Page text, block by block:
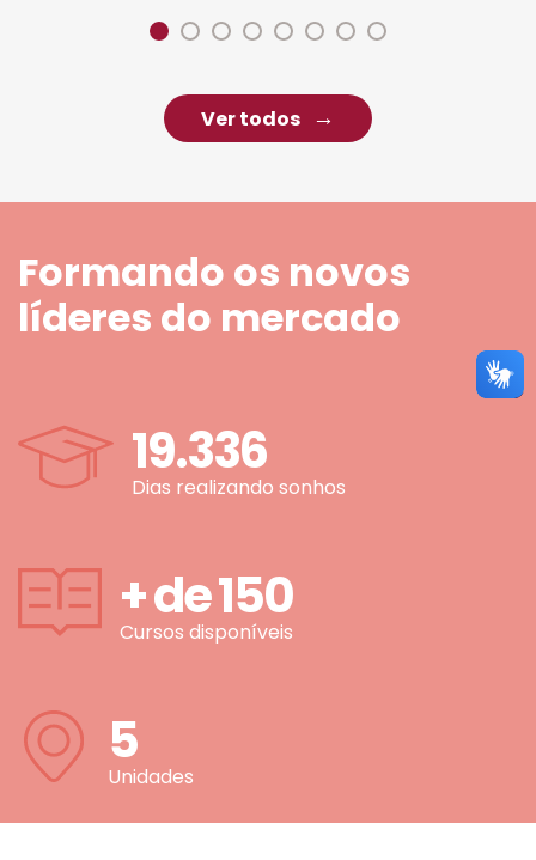
Ver todos
Formando os novos
líderes do mercado
19.336
Dias realizando sonhos
+ de150
Cursos disponíveis
5
Unidades